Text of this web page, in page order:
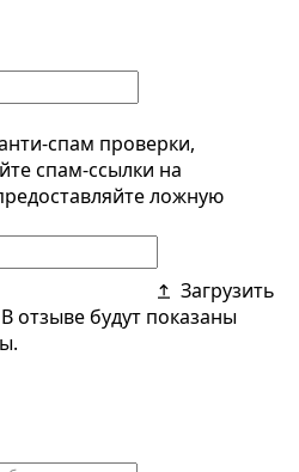
спам проверки,
спам-ссылки на
ложную
Загрузить
отзыве будут показаны